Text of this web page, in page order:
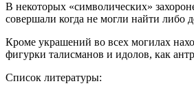
В некоторых «символических»
совершали когда не могли найти либо
Кроме украшений во всех могилах
фигурки талисманов и идолов, как
Список литературы: